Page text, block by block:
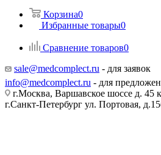
Корзина0
Избранные товары0
Сравнение товаров0
sale@medcomplect.ru - для заявок
info@medcomplect.ru - для
г.Москва, Варшавское шоссе д. 45
г.Санкт-Петербург ул. Портовая,